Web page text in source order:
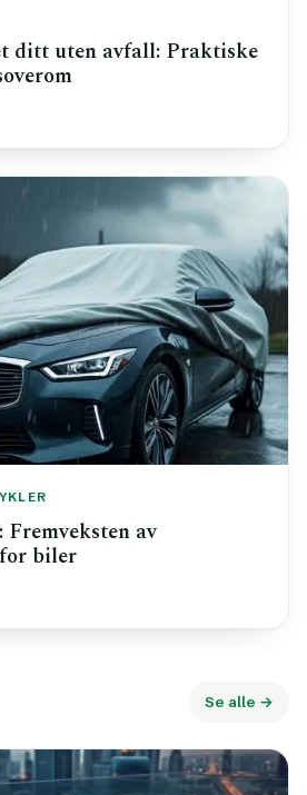
ditt uten avfall: Praktiske
av
biler
Se alle →